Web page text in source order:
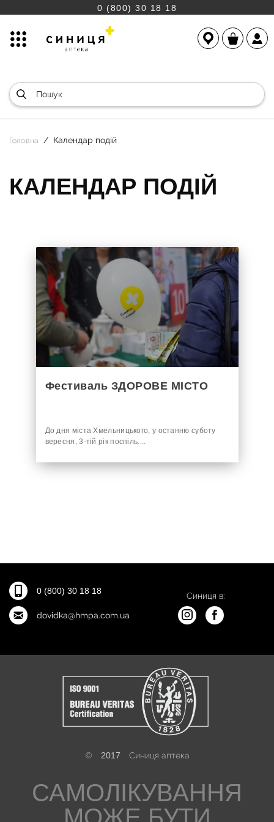
0 (800) 30 18 18
Головна Календар подій
КАЛЕНДАР ПОДІЙ
Фестиваль ЗДОРОВЕ МІСТО
До дня міста Хмельницького, у останню суботу
вересня, 3-тій рік поспіль....
0 (800) 30 18 18
dovidka@hmpa.com.ua
Синиця в:
© 2017 Синиця аптека
САМОЛІКУВАННЯ